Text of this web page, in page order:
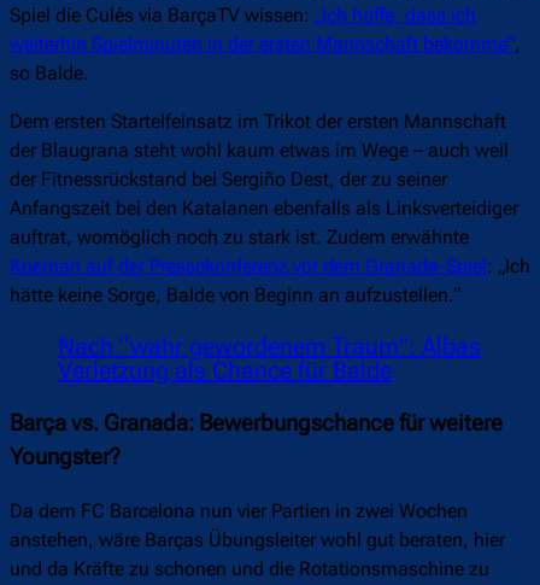
Spiel die Culés via BarçaTV wissen: „Ich hoffe, dass ich
weiterhin Spielminuten in der ersten Mannschaft bekomme“,
so Balde.
Dem ersten Startelfeinsatz im Trikot der ersten Mannschaft
der Blaugrana steht wohl kaum etwas im Wege – auch weil
der Fitnessrückstand bei Sergiño Dest, der zu seiner
Anfangszeit bei den Katalanen ebenfalls als Linksverteidiger
auftrat, womöglich noch zu stark ist. Zudem erwähnte
Koeman auf der Pressekonferenz vor dem Granada-Spiel : „Ich
hätte keine Sorge, Balde von Beginn an aufzustellen.“
Nach “wahr gewordenem Traum”: Albas
Verletzung als Chance für Balde
Barça vs. Granada: Bewerbungschance für weitere
Youngster?
Da dem FC Barcelona nun vier Partien in zwei Wochen
anstehen, wäre Barças Übungsleiter wohl gut beraten, hier
und da Kräfte zu schonen und die Rotationsmaschine zu